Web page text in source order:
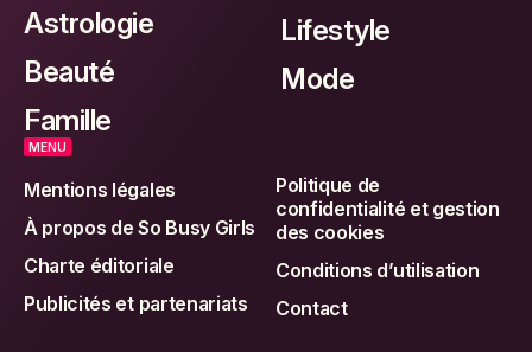
Astrologie
Beauté
Famille
Lifestyle
Mode
MENU
Mentions légales
À propos de So Busy Girls
Charte éditoriale
Publicités et partenariats
Politique de
confidentialité et gestion
des cookies
Conditions d’utilisation
Contact